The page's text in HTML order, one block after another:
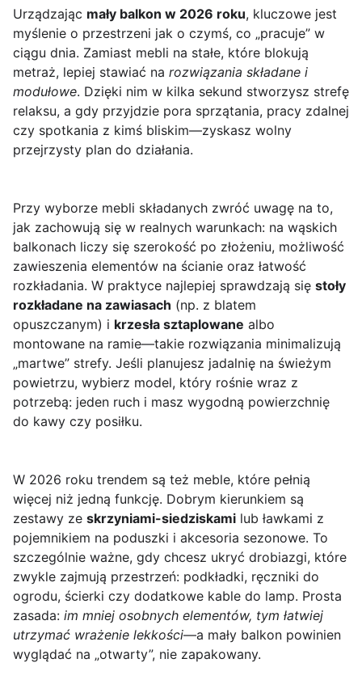
Urządzając mały balkon w 2026 roku, kluczowe jest
myślenie o przestrzeni jak o czymś, co „pracuje” w
ciągu dnia. Zamiast mebli na stałe, które blokują
metraż, lepiej stawiać na rozwiązania składane i
modułowe. Dzięki nim w kilka sekund stworzysz strefę
relaksu, a gdy przyjdzie pora sprzątania, pracy zdalnej
czy spotkania z kimś bliskim—zyskasz wolny
przejrzysty plan do działania.
Przy wyborze mebli składanych zwróć uwagę na to,
jak zachowują się w realnych warunkach: na wąskich
balkonach liczy się szerokość po złożeniu, możliwość
zawieszenia elementów na ścianie oraz łatwość
rozkładania. W praktyce najlepiej sprawdzają się stoły
rozkładane na zawiasach (np. z blatem
opuszczanym) i krzesła sztaplowane albo
montowane na ramie—takie rozwiązania minimalizują
„martwe” strefy. Jeśli planujesz jadalnię na świeżym
powietrzu, wybierz model, który rośnie wraz z
potrzebą: jeden ruch i masz wygodną powierzchnię
do kawy czy posiłku.
W 2026 roku trendem są też meble, które pełnią
więcej niż jedną funkcję. Dobrym kierunkiem są
zestawy ze skrzyniami-siedziskami lub ławkami z
pojemnikiem na poduszki i akcesoria sezonowe. To
szczególnie ważne, gdy chcesz ukryć drobiazgi, które
zwykle zajmują przestrzeń: podkładki, ręczniki do
ogrodu, ścierki czy dodatkowe kable do lamp. Prosta
zasada: im mniej osobnych elementów, tym łatwiej
utrzymać wrażenie lekkości—a mały balkon powinien
wyglądać na „otwarty”, nie zapakowany.